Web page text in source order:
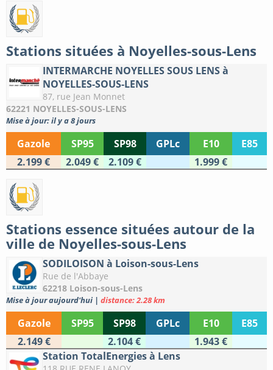
Stations situées à Noyelles-sous-Lens
INTERMARCHE NOYELLES SOUS LENS à
NOYELLES-SOUS-LENS
87, rue Jean Monnet
62221 NOYELLES-SOUS-LENS
Mise à jour: il y a 8 jours
Gazole SP95 SP98 GPLc E10
E85
2.199 €
2.049 € 2.109 € 1.999 €
Stations essence situées autour de la
ville de Noyelles-sous-Lens
SODILOISON à Loison-sous-Lens
Rue de l'Abbaye
62218 Loison-sous-Lens
Mise à jour aujourd'hui | distance: 2.28 km
Gazole SP95 SP98 GPLc E10
E85
2.149 €
2.104 €
1.943 €
Station TotalEnergies à Lens